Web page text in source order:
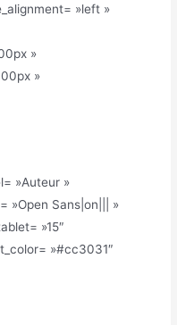
»left »
»
»
»Auteur »
»Open Sans|on||| »
»15″
»#cc3031″